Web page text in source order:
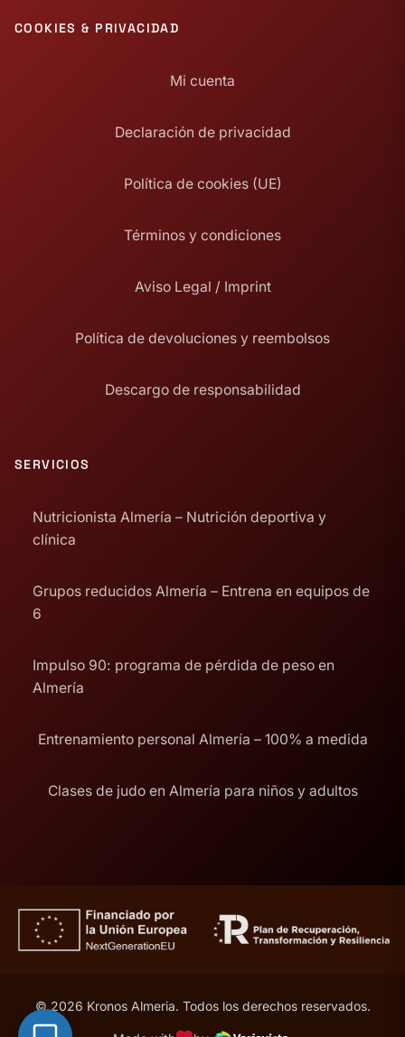
COOKIES & PRIVACIDAD
Mi cuenta
Declaración de privacidad
Política de cookies (UE)
Términos y condiciones
Aviso Legal / Imprint
Política de devoluciones y reembolsos
Descargo de responsabilidad
SERVICIOS
Nutricionista Almería – Nutrición deportiva y
clínica
Grupos reducidos Almería – Entrena en equipos de
6
Impulso 90: programa de pérdida de peso en
Almería
Entrenamiento personal Almería – 100% a medida
Clases de judo en Almería para niños y adultos
© 2026 Kronos Almeria. Todos los derechos reservados.